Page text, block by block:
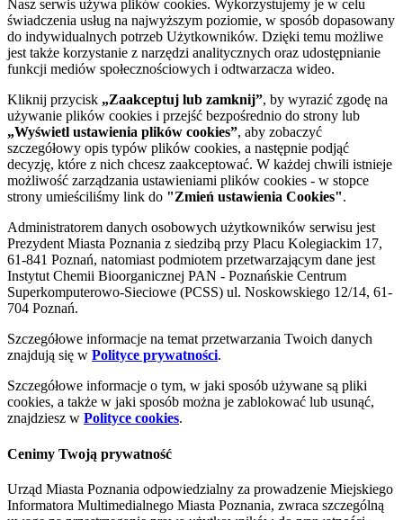
Nasz serwis używa plików cookies. Wykorzystujemy je w celu
świadczenia usług na najwyższym poziomie, w sposób dopasowany
do indywidualnych potrzeb Użytkowników. Dzięki temu możliwe
jest także korzystanie z narzędzi analitycznych oraz udostępnianie
funkcji mediów społecznościowych i odtwarzacza wideo.
Kliknij przycisk „Zaakceptuj lub zamknij”, by wyrazić zgodę na
używanie plików cookies i przejść bezpośrednio do strony lub
„Wyświetl ustawienia plików cookies”, aby zobaczyć
szczegółowy opis typów plików cookies, a następnie podjąć
decyzję, które z nich chcesz zaakceptować. W każdej chwili istnieje
możliwość zarządzania ustawieniami plików cookies - w stopce
strony umieściliśmy link do "Zmień ustawienia Cookies".
Administratorem danych osobowych użytkowników serwisu jest
Prezydent Miasta Poznania z siedzibą przy Placu Kolegiackim 17,
61-841 Poznań, natomiast podmiotem przetwarzającym dane jest
Instytut Chemii Bioorganicznej PAN - Poznańskie Centrum
Superkomputerowo-Sieciowe (PCSS) ul. Noskowskiego 12/14, 61-
704 Poznań.
Szczegółowe informacje na temat przetwarzania Twoich danych
znajdują się w Polityce prywatności.
Szczegółowe informacje o tym, w jaki sposób używane są pliki
cookies, a także w jaki sposób można je zablokować lub usunąć,
znajdziesz w Polityce cookies.
Cenimy Twoją prywatność
Urząd Miasta Poznania odpowiedzialny za prowadzenie Miejskiego
Informatora Multimedialnego Miasta Poznania, zwraca szczególną